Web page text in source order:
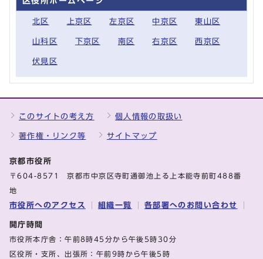
北区 上京区 左京区 中京区 東山区
山科区 下京区 南区 右京区 西京区
伏見区
このサイトの考え方 個人情報の取扱い
著作権・リンク等 サイトマップ
京都市役所
〒604-8571 京都市中京区寺町通御池上る上本能寺前町488番
地
市役所へのアクセス 組織一覧 各部署へのお問い合わせ
開庁時間
市役所本庁舎：午前8時45分から午後5時30分
区役所・支所、出張所：午前9時から午後5時